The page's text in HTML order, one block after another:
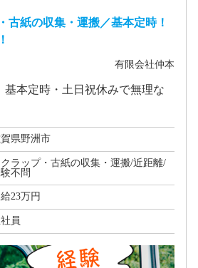
古紙の収集・運搬／基本定時！
有限会社仲本
基本定時・土日祝休みで無理な
県野洲市
ラップ・古紙の収集・運搬/近距離/
不問
23万円
員